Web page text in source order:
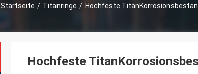
Startseite / Titanringe / Hochfeste
Hochfeste